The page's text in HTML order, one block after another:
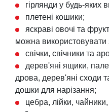
гірлянди у будь-яких
плетені кошики;
яскраві овочі та
можна використовувати
свічки, свічники та
дерев'яні ящики,
дрова, дерев'яні сходи
дошки для нарізання;
цебра, лійки, чайники,